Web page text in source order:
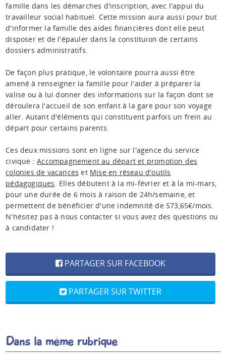
famille dans les démarches d'inscription, avec l'appui du
travailleur social habituel. Cette mission aura aussi pour but
d'informer la famille des aides financières dont elle peut
disposer et de l'épauler dans la constituion de certains
dossiers administratifs.
De façon plus pratique, le volontaire pourra aussi être
amené à renseigner la famille pour l'aider à préparer la
valise ou à lui donner des informations sur la façon dont se
déroulera l'accueil de son enfant à la gare pour son voyage
aller. Autant d'éléments qui constituent parfois un frein au
départ pour certains parents.
Ces deux missions sont en ligne sur l'agence du service
civique :Accompagnement au départ et promotion des
colonies de vacances et Mise en réseau d'outils
pédagogiques. Elles débutent à la mi-février et à la mi-mars,
pour une durée de 6 mois à raison de 24h/semaine, et
permettent de bénéficier d'une indemnité de 573,65€/mois.
N'hésitez pas à nous contacter si vous avez des questions ou
à candidater !
PARTAGER SUR FACEBOOK
PARTAGER SUR TWITTER
Dans la même rubrique